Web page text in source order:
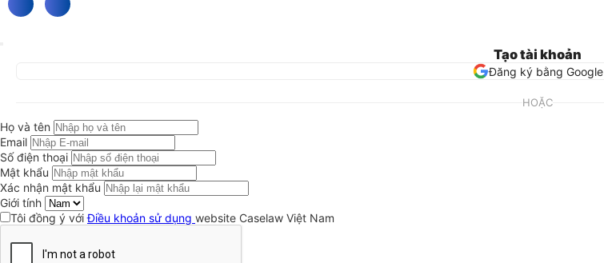
Tạo tài khoản
Đăng ký bằng Google
HOẶC
Họ và tên
Email
Số điện thoại
Mật khẩu
Xác nhận mật khẩu
Giới tính
Tôi đồng ý vớiĐiều khoản sử dụng website Caselaw Việt Nam